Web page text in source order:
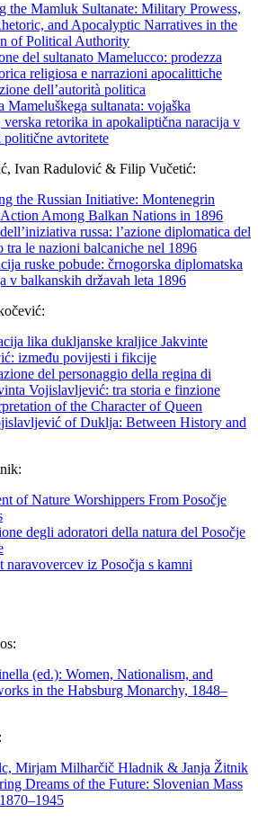
the Mamluk Sultanate: Military Prowess,
and Apocalyptic Narratives in the
of Political Authority
del sultanato Mamelucco: prodezza
religiosa e narrazioni apocalittiche
dell’autorità politica
Mameluškega sultanata: vojaška
verska retorika in apokaliptična naracija v
avtoritete
Ivan Radulović & Filip Vučetić:
the Russian Initiative: Montenegrin
Among Balkan Nations in 1896
russa: l’azione diplomatica del
tra le nazioni balcaniche nel 1896
ruske pobude: črnogorska diplomatska
v balkanskih državah leta 1896
lika dukljanske kraljice Jakvinte
između povijesti i fikcije
del personaggio della regina di
Vojislavljević: tra storia e finzione
of the Character of Queen
of Duklja: Between History and
of Nature Worshippers From Posočje
degli adoratori della natura del Posočje
naravovercev iz Posočja s kamni
(ed.): Women, Nationalism, and
in the Habsburg Monarchy, 1848–
Mirjam Milharčič Hladnik & Janja Žitnik
Dreams of the Future: Slovenian Mass